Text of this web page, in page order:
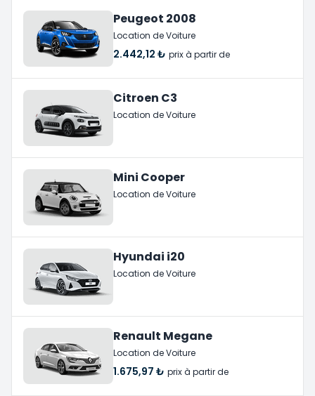
Peugeot 2008
Location de Voiture
2.442,12 ₺ prix à partir de
Citroen C3
Location de Voiture
Mini Cooper
Location de Voiture
Hyundai i20
Location de Voiture
Renault Megane
Location de Voiture
1.675,97 ₺ prix à partir de